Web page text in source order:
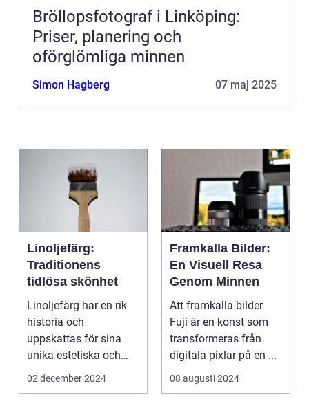
Bröllopsfotograf i Linköping:
Priser, planering och
oförglömliga minnen
Simon Hagberg 07 maj 2025
Linoljefärg:
Traditionens
tidlösa skönhet
Linoljefärg har en rik
historia och
uppskattas för sina
unika estetiska och
funktionella e...
02 december 2024
Framkalla Bilder:
En Visuell Resa
Genom Minnen
Att framkalla bilder
Fuji är en konst som
transformeras från
digitala pixlar på en ...
08 augusti 2024